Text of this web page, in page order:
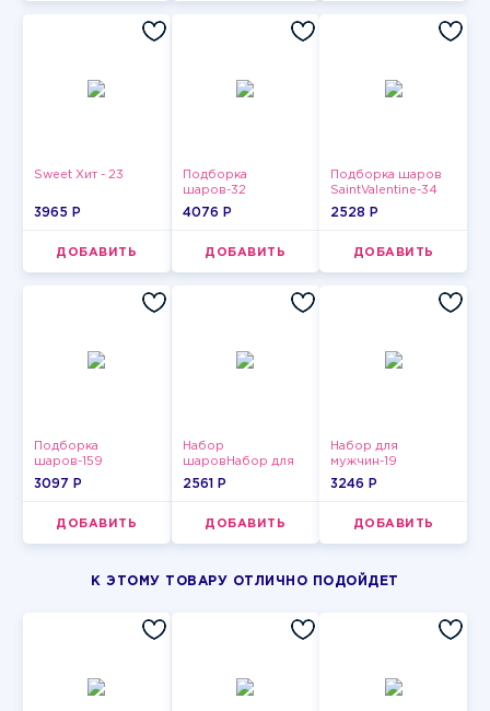
Sweet Хит - 23
3965 P
ДОБАВИТЬ
Подборка
шаров-32
4076 P
ДОБАВИТЬ
Подборка шаров
SaintValentine-34
2528 P
ДОБАВИТЬ
Подборка
шаров-159
3097 P
ДОБАВИТЬ
Набор
шаровНабор для
мужчин-11
2561 P
ДОБАВИТЬ
Набор для
мужчин-19
3246 P
ДОБАВИТЬ
К ЭТОМУ ТОВАРУ ОТЛИЧНО ПОДОЙДЕТ